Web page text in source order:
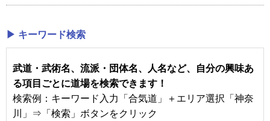
▶ キーワード検索
武道・武術名、流派・団体名、人名など、自分の興味あ
る項目ごとに道場を検索できます！
検索例：キーワード入力「合気道」＋エリア選択「神奈
川」⇒「検索」ボタンをクリック